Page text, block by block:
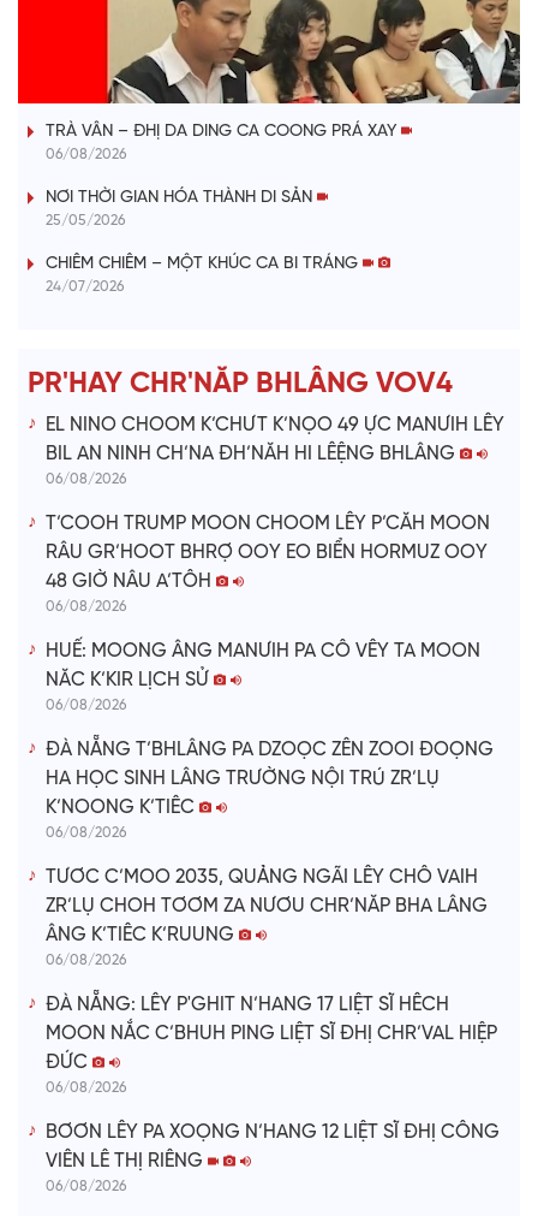
l
a
V
i
e
o
VÀI PHÚT DÀNH CHO QUẢNG BÁ
TRÀ VÂN – ĐHỊ DA DING CA COONG PRÁ XAY
06/08/2026
NƠI THỜI GIAN HÓA THÀNH DI SẢN
25/05/2026
CHIÊM CHIÊM – MỘT KHÚC CA BI TRÁNG
24/07/2026
PR'HAY CHR'NĂP BHLÂNG VOV4
EL NINO CHOOM K’CHƯT K’NỌO 49 ỰC MANƯIH LÊY
BIL AN NINH CH’NA ĐH’NĂH HI LÊỆNG BHLÂNG
06/08/2026
T’COOH TRUMP MOON CHOOM LÊY P’CĂH MOON
RÂU GR’HOOT BHRỢ OOY EO BIỂN HORMUZ OOY
48 GIỜ NÂU A’TÔH
06/08/2026
HUẾ: MOONG ÂNG MANƯIH PA CÔ VÊY TA MOON
NĂC K’KIR LỊCH SỬ
06/08/2026
ĐÀ NẴNG T’BHLÂNG PA DZOỌC ZÊN ZOOI ĐOỌNG
HA HỌC SINH LÂNG TRƯỜNG NỘI TRÚ ZR’LỤ
K’NOONG K’TIÊC
06/08/2026
TƯƠC C’MOO 2035, QUẢNG NGÃI LÊY CHÔ VAIH
ZR’LỤ CHOH TƠƠM ZA NƯƠU CHR’NĂP BHA LÂNG
ÂNG K’TIÊC K’RUUNG
06/08/2026
ĐÀ NẴNG: LÊY P'GHIT N’HANG 17 LIỆT SĨ HÊCH
MOON NẮC C’BHUH PING LIỆT SĨ ĐHỊ CHR’VAL HIỆP
ĐỨC
06/08/2026
BƠƠN LÊY PA XOỌNG N’HANG 12 LIỆT SĨ ĐHỊ CÔNG
VIÊN LÊ THỊ RIÊNG
06/08/2026